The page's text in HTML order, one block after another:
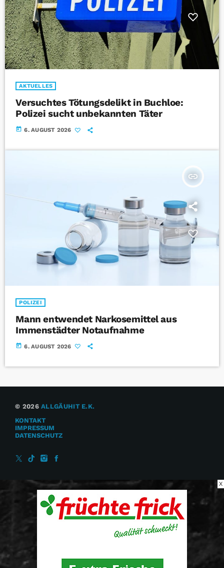
AKTUELLES
Versuchtes Tötungsdelikt in Buchloe:
Polizei sucht unbekannten Täter
today 6. AUGUST 2026
insert_link
POLIZEI
Mann entwendet Narkosemittel aus
Immenstädter Notaufnahme
today 6. AUGUST 2026
© 2026ALLGÄUHIT E.K.
KONTAKT
IMPRESSUM
DATENSCHUTZ
X